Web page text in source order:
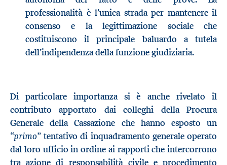
professionalità è l’unica strada per mantenere il
consenso e la legittimazione sociale che
costituiscono il principale baluardo a tutela
dell’indipendenza della funzione giudiziaria.
Di particolare importanza si è anche rivelato il
contributo apportato dai colleghi della Procura
Generale della Cassazione che hanno esposto un
“primo” tentativo di inquadramento generale operato
dal loro ufficio in ordine ai rapporti che intercorrono
tra azione di responsabilità civile e procedimento